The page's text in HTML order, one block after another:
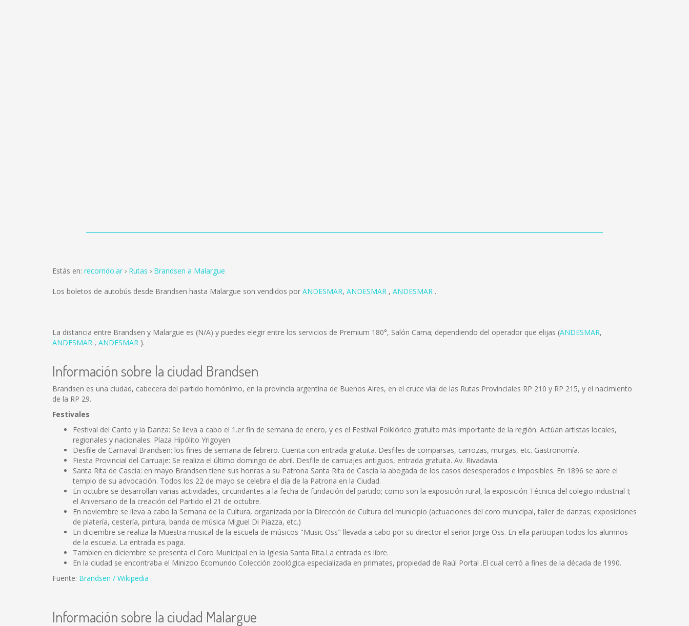
Estás en: recorrido.ar Rutas Brandsen a Malargue
Los boletos de autobús desde Brandsen hasta Malargue son vendidos por ANDESMAR, ANDESMAR , ANDESMAR .
La distancia entre Brandsen y Malargue es (N/A) y puedes elegir entre los servicios de Premium 180°, Salón Cama; dependiendo del operador que elijas (ANDESMAR,
ANDESMAR , ANDESMAR ).
Información sobre la ciudad Brandsen
Brandsen es una ciudad, cabecera del partido homónimo, en la provincia argentina de Buenos Aires, en el cruce vial de las Rutas Provinciales RP 210 y RP 215, y el nacimiento
de la RP 29.
Festivales
Festival del Canto y la Danza: Se lleva a cabo el 1.er fin de semana de enero, y es el Festival Folklórico gratuito más importante de la región. Actúan artistas locales,
regionales y nacionales. Plaza Hipólito Yrigoyen
Desfile de Carnaval Brandsen: los fines de semana de febrero. Cuenta con entrada gratuita. Desfiles de comparsas, carrozas, murgas, etc. Gastronomía.
Fiesta Provincial del Carruaje: Se realiza el último domingo de abril. Desfile de carruajes antiguos, entrada gratuita. Av. Rivadavia.
Santa Rita de Cascia: en mayo Brandsen tiene sus honras a su Patrona Santa Rita de Cascia la abogada de los casos desesperados e imposibles. En 1896 se abre el
templo de su advocación. Todos los 22 de mayo se celebra el día de la Patrona en la Ciudad.
En octubre se desarrollan varias actividades, circundantes a la fecha de fundación del partido; como son la exposición rural, la exposición Técnica del colegio industrial I;
el Aniversario de la creación del Partido el 21 de octubre.
En noviembre se lleva a cabo la Semana de la Cultura, organizada por la Dirección de Cultura del municipio (actuaciones del coro municipal, taller de danzas; exposiciones
de platería, cestería, pintura, banda de música Miguel Di Piazza, etc.)
En diciembre se realiza la Muestra musical de la escuela de músicos "Music Oss" llevada a cabo por su director el señor Jorge Oss. En ella participan todos los alumnos
de la escuela. La entrada es paga.
Tambien en diciembre se presenta el Coro Municipal en la Iglesia Santa Rita.La entrada es libre.
En la ciudad se encontraba el Minizoo Ecomundo Colección zoológica especializada en primates, propiedad de Raúl Portal .El cual cerró a fines de la década de 1990.
Fuente: Brandsen / Wikipedia
Información sobre la ciudad Malargue